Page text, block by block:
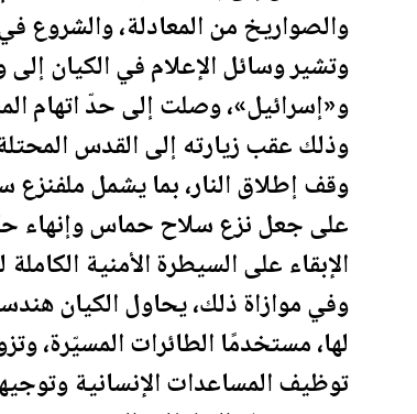
والصواريخ من المعادلة، والشروع
وتشير وسائل الإعلام في الكيان
و«إسرائيل»، وصلت إلى حدّ اتهام
وذلك عقب زيارته إلى القدس
وقف إطلاق النار، بما يشمل
على جعل نزع سلاح حماس وإنهاء
الإبقاء على السيطرة الأمنية
وفي موازاة ذلك، يحاول الكيان
لها، مستخدمًا الطائرات المسيّرة،
توظيف المساعدات الإنسانية